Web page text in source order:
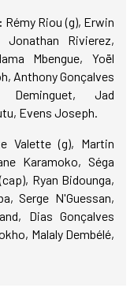
Rémy Riou (g), Erwin
Jonathan Rivierez,
Mbengue, Yoël
Anthony Gonçalves
Jad
Evens Joseph.
Valette (g), Martin
Karamoko, Séga
Ryan Bidounga,
Serge N'Guessan,
Dias Gonçalves
Malaly Dembélé,